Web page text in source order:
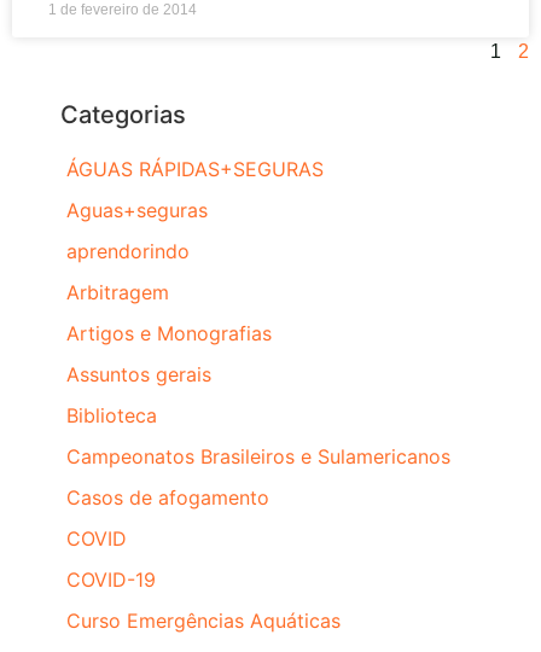
1 de fevereiro de 2014
1 2
Categorias
ÁGUAS RÁPIDAS+SEGURAS
Aguas+seguras
aprendorindo
Arbitragem
Artigos e Monografias
Assuntos gerais
Biblioteca
Campeonatos Brasileiros e Sulamericanos
Casos de afogamento
COVID
COVID-19
Curso Emergências Aquáticas